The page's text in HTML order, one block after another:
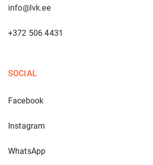
info@lvk.ee
+372 506 4431
SOCIAL
Facebook
Instagram
WhatsApp